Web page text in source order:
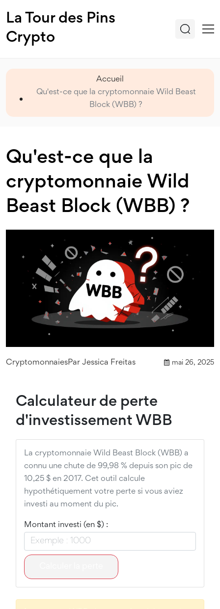
La Tour des Pins
Crypto
Accueil
Qu'est-ce que la cryptomonnaie Wild Beast
Block (WBB) ?
Qu'est-ce que la
cryptomonnaie Wild
Beast Block (WBB) ?
CryptomonnaiesPar Jessica Freitas mai 26, 2025
Calculateur de perte
d'investissement WBB
La cryptomonnaie Wild Beast Block (WBB) a
connu une chute de 99,98 % depuis son pic de
10,25 $ en 2017. Cet outil calcule
hypothétiquement votre perte si vous aviez
investi au moment du pic.
Montant investi (en $) :